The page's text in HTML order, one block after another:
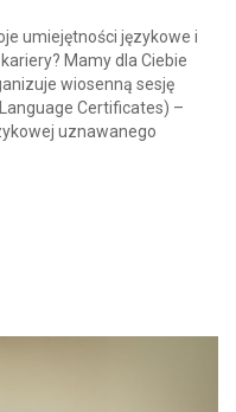
umiejętności językowe i
Mamy dla Ciebie
wiosenną sesję
Certificates) –
uznawanego